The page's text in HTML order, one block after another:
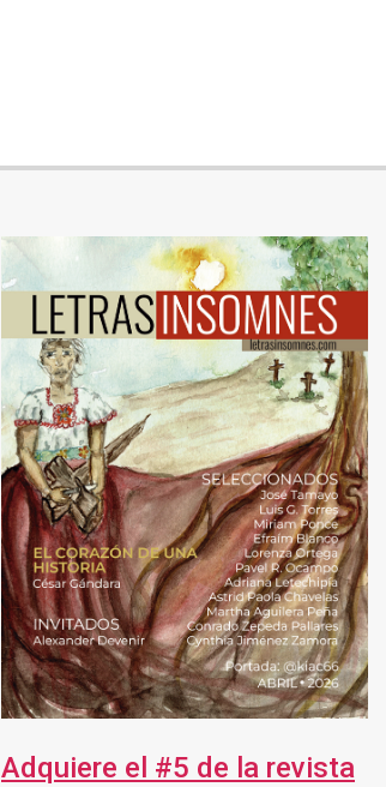
Adquiere el #5 de la revista